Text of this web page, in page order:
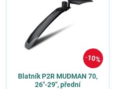
10%
Blatník P2R MUDMAN 70,
26"-29", přední